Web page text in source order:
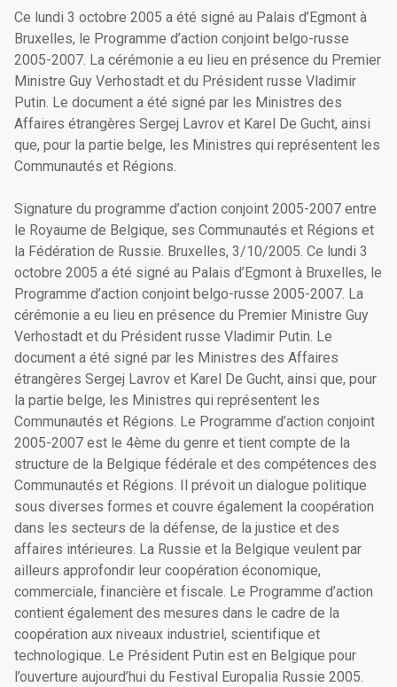
Ce lundi 3 octobre 2005 a été signé au Palais d’Egmont à
Bruxelles, le Programme d’action conjoint belgo-russe
2005-2007. La cérémonie a eu lieu en présence du Premier
Ministre Guy Verhostadt et du Président russe Vladimir
Putin. Le document a été signé par les Ministres des
Affaires étrangères Sergej Lavrov et Karel De Gucht, ainsi
que, pour la partie belge, les Ministres qui représentent les
Communautés et Régions.
Signature du programme d’action conjoint 2005-2007 entre
le Royaume de Belgique, ses Communautés et Régions et
la Fédération de Russie. Bruxelles, 3/10/2005. Ce lundi 3
octobre 2005 a été signé au Palais d’Egmont à Bruxelles, le
Programme d’action conjoint belgo-russe 2005-2007. La
cérémonie a eu lieu en présence du Premier Ministre Guy
Verhostadt et du Président russe Vladimir Putin. Le
document a été signé par les Ministres des Affaires
étrangères Sergej Lavrov et Karel De Gucht, ainsi que, pour
la partie belge, les Ministres qui représentent les
Communautés et Régions. Le Programme d’action conjoint
2005-2007 est le 4ème du genre et tient compte de la
structure de la Belgique fédérale et des compétences des
Communautés et Régions. Il prévoit un dialogue politique
sous diverses formes et couvre également la coopération
dans les secteurs de la défense, de la justice et des
affaires intérieures. La Russie et la Belgique veulent par
ailleurs approfondir leur coopération économique,
commerciale, financière et fiscale. Le Programme d’action
contient également des mesures dans le cadre de la
coopération aux niveaux industriel, scientifique et
technologique. Le Président Putin est en Belgique pour
l’ouverture aujourd’hui du Festival Europalia Russie 2005.